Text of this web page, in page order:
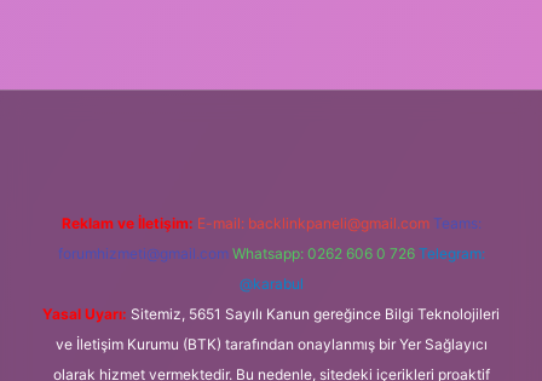
Reklam ve İletişim: E-mail: backlinkpaneli@gmail.com Teams:
forumhizmeti@gmail.com Whatsapp: 0262 606 0 726 Telegram:
@karabul
Yasal Uyarı: Sitemiz, 5651 Sayılı Kanun gereğince Bilgi Teknolojileri
ve İletişim Kurumu (BTK) tarafından onaylanmış bir Yer Sağlayıcı
olarak hizmet vermektedir. Bu nedenle, sitedeki içerikleri proaktif